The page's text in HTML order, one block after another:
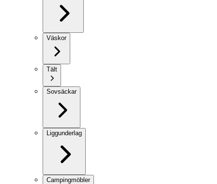
Väskor
Tält
Sovsäckar
Liggunderlag
Campingmöbler